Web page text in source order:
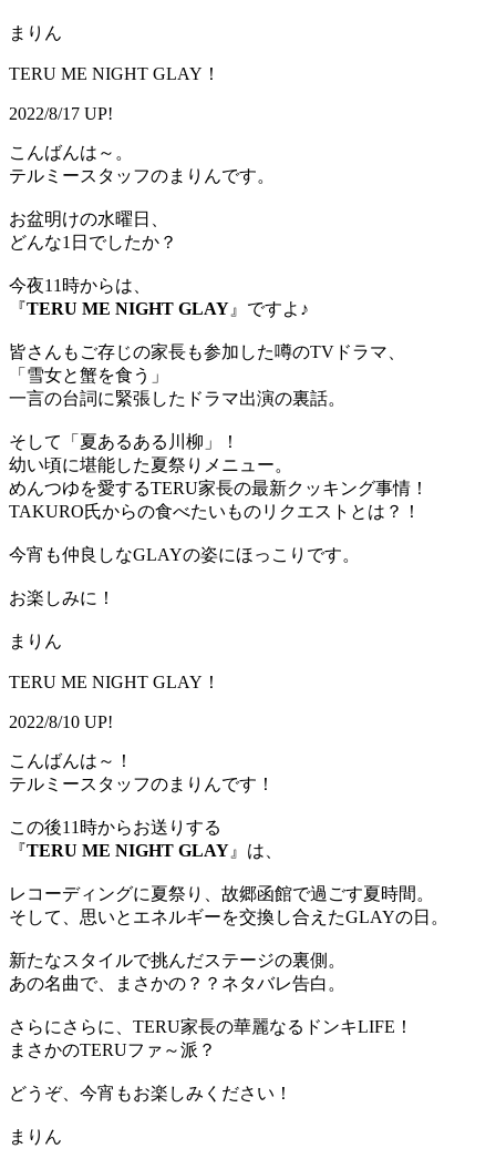
まりん
TERU ME NIGHT GLAY！
2022/8/17 UP!
こんばんは～。
テルミースタッフのまりんです。
お盆明けの水曜日、
どんな1日でしたか？
今夜11時からは、
『TERU ME NIGHT GLAY 』ですよ♪
皆さんもご存じの家長も参加した噂のTVドラマ、
「雪女と蟹を食う」
一言の台詞に緊張したドラマ出演の裏話。
そして「夏あるある川柳」！
幼い頃に堪能した夏祭りメニュー。
めんつゆを愛するTERU家長の最新クッキング事情！
TAKURO氏からの食べたいものリクエストとは？！
今宵も仲良しなGLAYの姿にほっこりです。
お楽しみに！
まりん
TERU ME NIGHT GLAY！
2022/8/10 UP!
こんばんは～！
テルミースタッフのまりんです！
この後11時からお送りする
『TERU ME NIGHT GLAY 』は、
レコーディングに夏祭り、故郷函館で過ごす夏時間。
そして、思いとエネルギーを交換し合えたGLAYの日。
新たなスタイルで挑んだステージの裏側。
あの名曲で、まさかの？？ネタバレ告白。
さらにさらに、TERU家長の華麗なるドンキLIFE！
まさかのTERUファ～派？
どうぞ、今宵もお楽しみください！
まりん